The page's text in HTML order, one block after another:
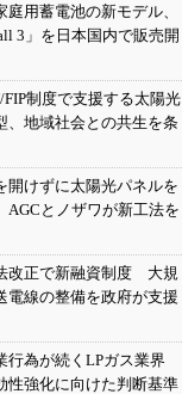
庭用蓄電池の新モデル、
3」を日本国内で販売開
制度で支援する太陽光
、地域社会との共生を条
開けずに太陽光パネルを
とノザワが新工法を
改正で新融資制度 大規
電線の整備を政府が支援
行為が続くLPガス業界
性強化に向けた判断基準